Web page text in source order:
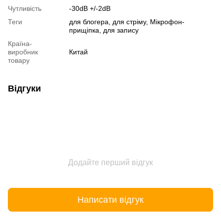
Чутливість
-30dB +/-2dB
Теги
для блогера, для стріму, Мікрофон-
прищіпка, для запису
Країна-
виробник
товару
Китай
Відгуки
Додайте перший відгук
Написати відгук